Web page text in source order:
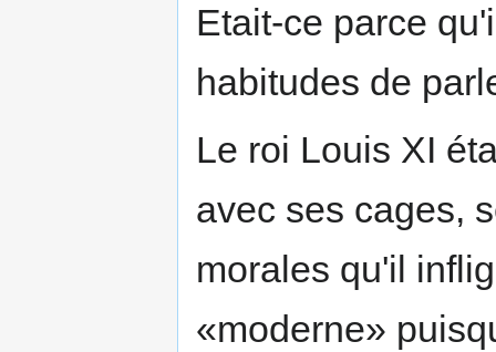
Etait-ce parce
habitudes de
Le roi Louis XI
avec ses cages,
morales qu'il
«moderne»